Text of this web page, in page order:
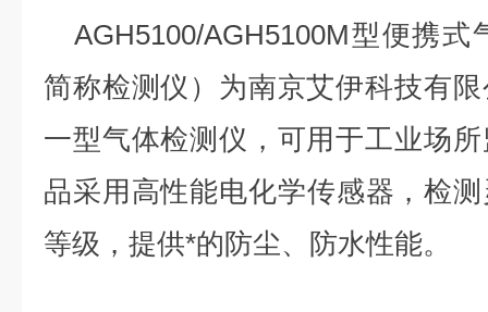
AGH5100/AGH5100M型便携
简称检测仪）为南京艾伊科技有
一型气体检测仪，可用于工业场
品采用高性能电化学传感器，检
等级，提供*的防尘、防水性能。